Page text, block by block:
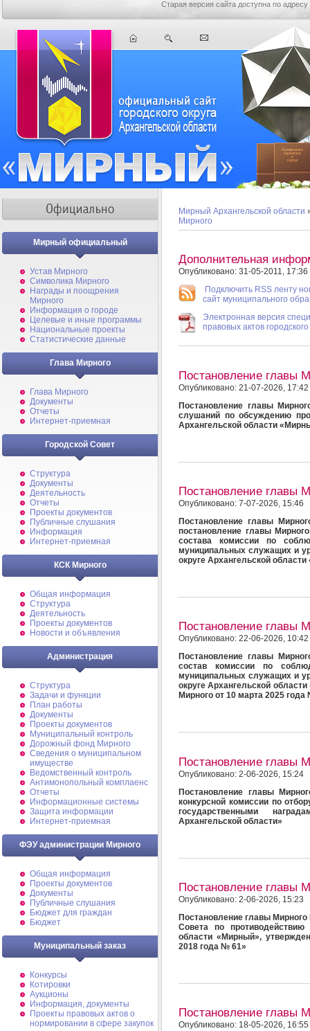
Старая версия сайта доступна по адресу
Мирный официальный
Устав Мирного
Символика Мирного
Награды и поощрения
Мирного
Информация о городе
Целевые и иные программы
Национальные проекты
Статистические данные
Глава Мирного
Глава Мирного
Документы
Отчеты
Интернет-приемная
Городской Совет
Структура
Документы
Деятельность
Отчеты
Проекты документов
Публичные слушания
Информация
Интернет-приемная
КСК Мирного
Общая информация
Структура
Деятельность
Проекты документов
Новости и объявления
Администрация
Структура
Задачи и функции
План работы
Документы
Проекты документов
Муниципальный контроль
Дорожный фонд Мирного
Cведения о муниципальном
имуществе
Ведомственный контроль
Антимонопольный комплаенс
Отчеты
Информационные системы
Защита информации
Интернет-приемная
ФЭУ администрации Мирного
Общая информация
Проекты документов
Документы
Публичные слушания
Бюджет для граждан
Бюджет
Муниципальный заказ
Конкурсы
Котировки
Аукционы
Информация, документы
Проекты правовых актов о
нормировании в сфере закупок
Мирный Архангельской области
Мирного
Дополнительная
Опубликовано: 31-05-2011, 17:36
Подключить RSS ленту
сайт муниципального
Электронная версия
правовых актов
Постановление главы
Опубликовано: 21-07-2026, 17:42
Постановление главы
слушаний по обсуждению
Архангельской области
Постановление главы
Опубликовано: 7-07-2026, 15:46
Постановление главы
постановление главы
состава комиссии по
муниципальных служащих и
округе Архангельской
Постановление главы
Опубликовано: 22-06-2026, 10:42
Постановление главы
состав комиссии по
муниципальных служащих и
округе Архангельской
Мирного от 10 марта 2025
Постановление главы
Опубликовано: 2-06-2026, 15:24
Постановление главы
конкурсной комиссии по
государственными
Архангельской области»
Постановление главы
Опубликовано: 2-06-2026, 15:23
Постановление главы
Совета по противодействию
области «Мирный»,
2018 года № 61»
Постановление главы
Опубликовано: 18-05-2026, 16:55